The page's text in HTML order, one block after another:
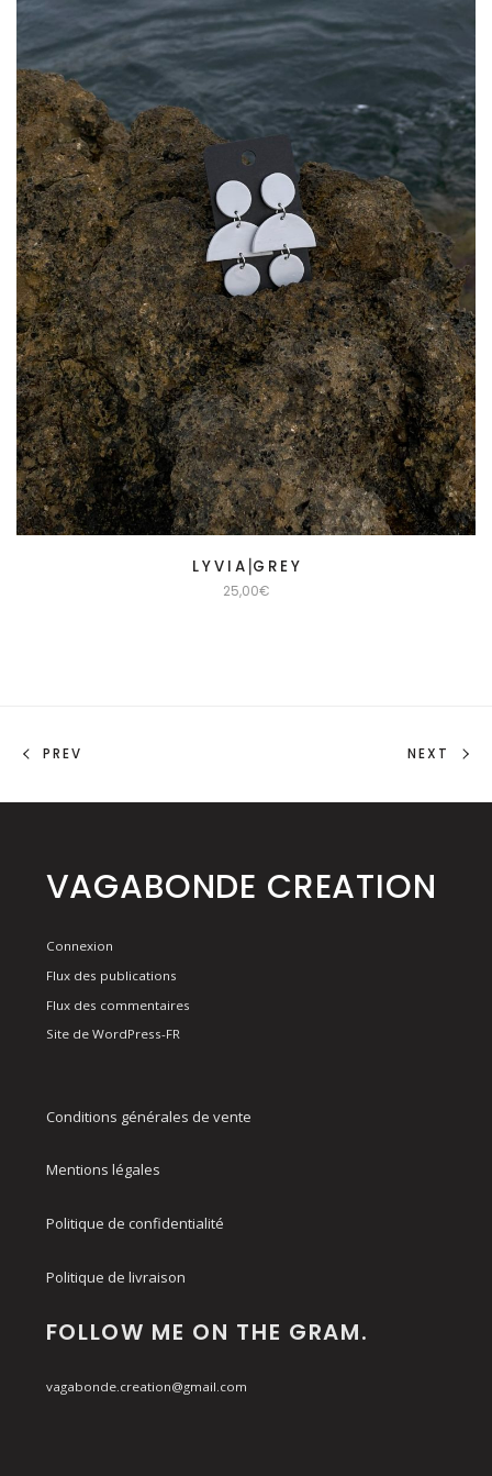
L Y V I A⎟G R E Y
25,00€
PREV NEXT
VAGABONDE CREATION
Connexion
Flux des publications
Flux des commentaires
Site de WordPress-FR
Conditions générales de vente
Mentions légales
Politique de confidentialité
Politique de livraison
FOLLOW ME ON THE GRAM.
vagabonde.creation@gmail.com